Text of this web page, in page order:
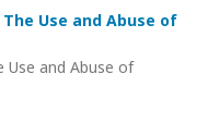
The Use and Abuse of
Use and Abuse of